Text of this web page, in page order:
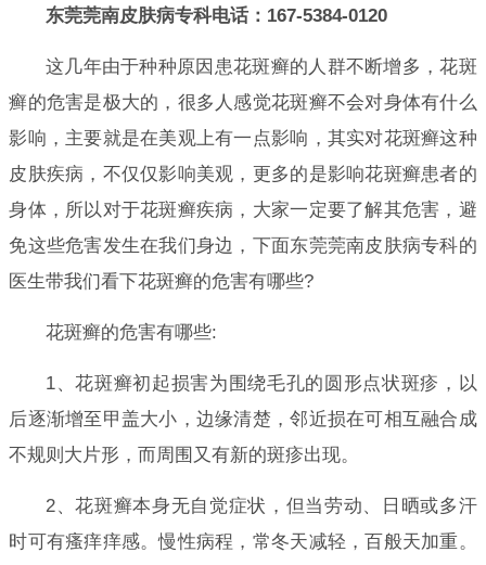
东莞莞南皮肤病专科电话：167-5384-0120
这几年由于种种原因患花斑癣的人群不断增多，花斑
癣的危害是极大的，很多人感觉花斑癣不会对身体有什么
影响，主要就是在美观上有一点影响，其实对花斑癣这种
皮肤疾病，不仅仅影响美观，更多的是影响花斑癣患者的
身体，所以对于花斑癣疾病，大家一定要了解其危害，避
免这些危害发生在我们身边，下面东莞莞南皮肤病专科的
医生带我们看下花斑癣的危害有哪些?
花斑癣的危害有哪些:
1、花斑癣初起损害为围绕毛孔的圆形点状斑疹，以
后逐渐增至甲盖大小，边缘清楚，邻近损在可相互融合成
不规则大片形，而周围又有新的斑疹出现。
2、花斑癣本身无自觉症状，但当劳动、日晒或多汗
时可有瘙痒痒感。慢性病程，常冬天减轻，百般天加重。